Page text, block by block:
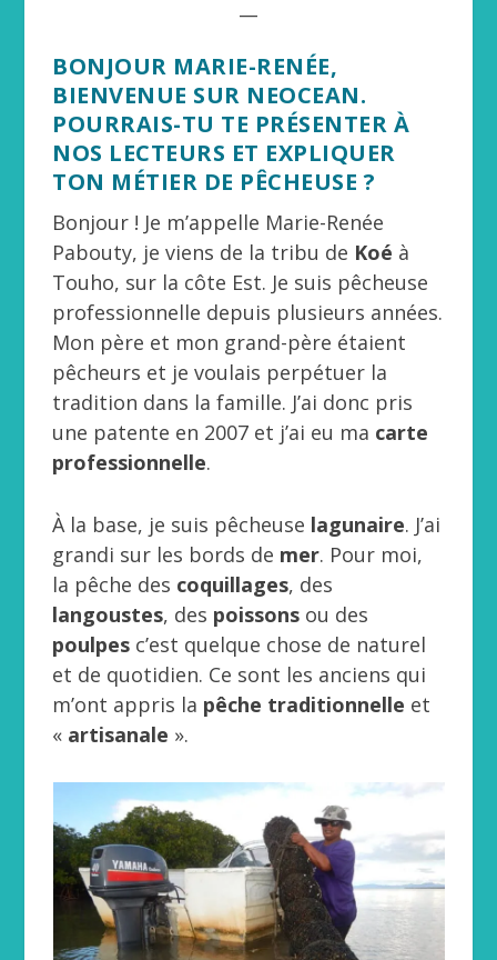
BONJOUR MARIE-RENÉE,
BIENVENUE SUR NEOCEAN.
POURRAIS-TU TE PRÉSENTER À
NOS LECTEURS ET EXPLIQUER
TON MÉTIER DE PÊCHEUSE ?
Bonjour ! Je m’appelle Marie-Renée
Pabouty, je viens de la tribu de Koé à
Touho, sur la côte Est. Je suis pêcheuse
professionnelle depuis plusieurs années.
Mon père et mon grand-père étaient
pêcheurs et je voulais perpétuer la
tradition dans la famille. J’ai donc pris
une patente en 2007 et j’ai eu ma carte
professionnelle.
À la base, je suis pêcheuse lagunaire. J’ai
grandi sur les bords de mer. Pour moi,
la pêche des coquillages, des
langoustes, des poissons ou des
poulpes c’est quelque chose de naturel
et de quotidien. Ce sont les anciens qui
m’ont appris la pêche traditionnelle et
« artisanale ».